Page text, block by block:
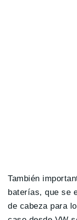
También
baterías, que se
de cabeza para